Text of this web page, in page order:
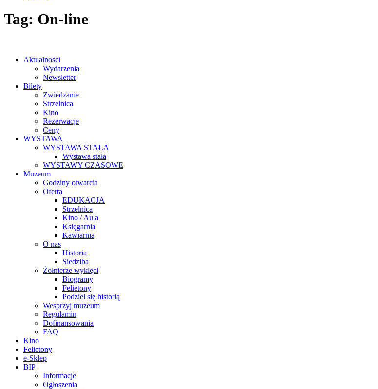
Tag: On-line
Aktualności
Wydarzenia
Newsletter
Bilety
Zwiedzanie
Strzelnica
Kino
Rezerwacje
Ceny
WYSTAWA
WYSTAWA STAŁA
Wystawa stała
WYSTAWY CZASOWE
Muzeum
Godziny otwarcia
Oferta
EDUKACJA
Strzelnica
Kino / Aula
Księgarnia
Kawiarnia
O nas
Historia
Siedziba
Żołnierze wyklęci
Biogramy
Felietony
Podziel się historią
Wesprzyj muzeum
Regulamin
Dofinansowania
FAQ
Kino
Felietony
e-Sklep
BIP
Informacje
Ogłoszenia